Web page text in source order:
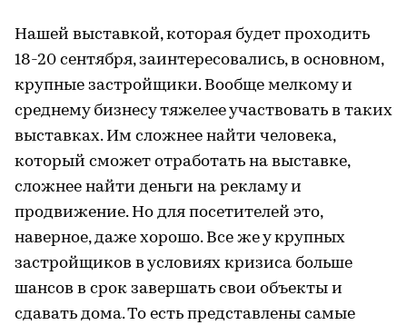
Нашей выставкой, которая будет проходить
18-20 сентября, заинтересовались, в основном,
крупные застройщики. Вообще мелкому и
среднему бизнесу тяжелее участвовать в таких
выставках. Им сложнее найти человека,
который сможет отработать на выставке,
сложнее найти деньги на рекламу и
продвижение. Но для посетителей это,
наверное, даже хорошо. Все же у крупных
застройщиков в условиях кризиса больше
шансов в срок завершать свои объекты и
сдавать дома. То есть представлены самые